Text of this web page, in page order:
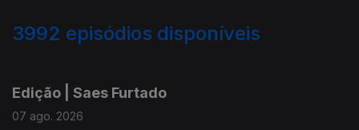
3992 episódios disponíveis
Edição | Saes Furtado
07 ago. 2026